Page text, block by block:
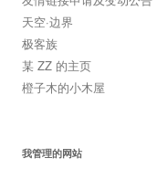
天空·边界
极客族
某 ZZ 的主页
橙子木的小木屋
我管理的网站